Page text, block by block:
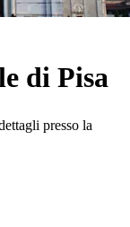
di Pisa
presso la